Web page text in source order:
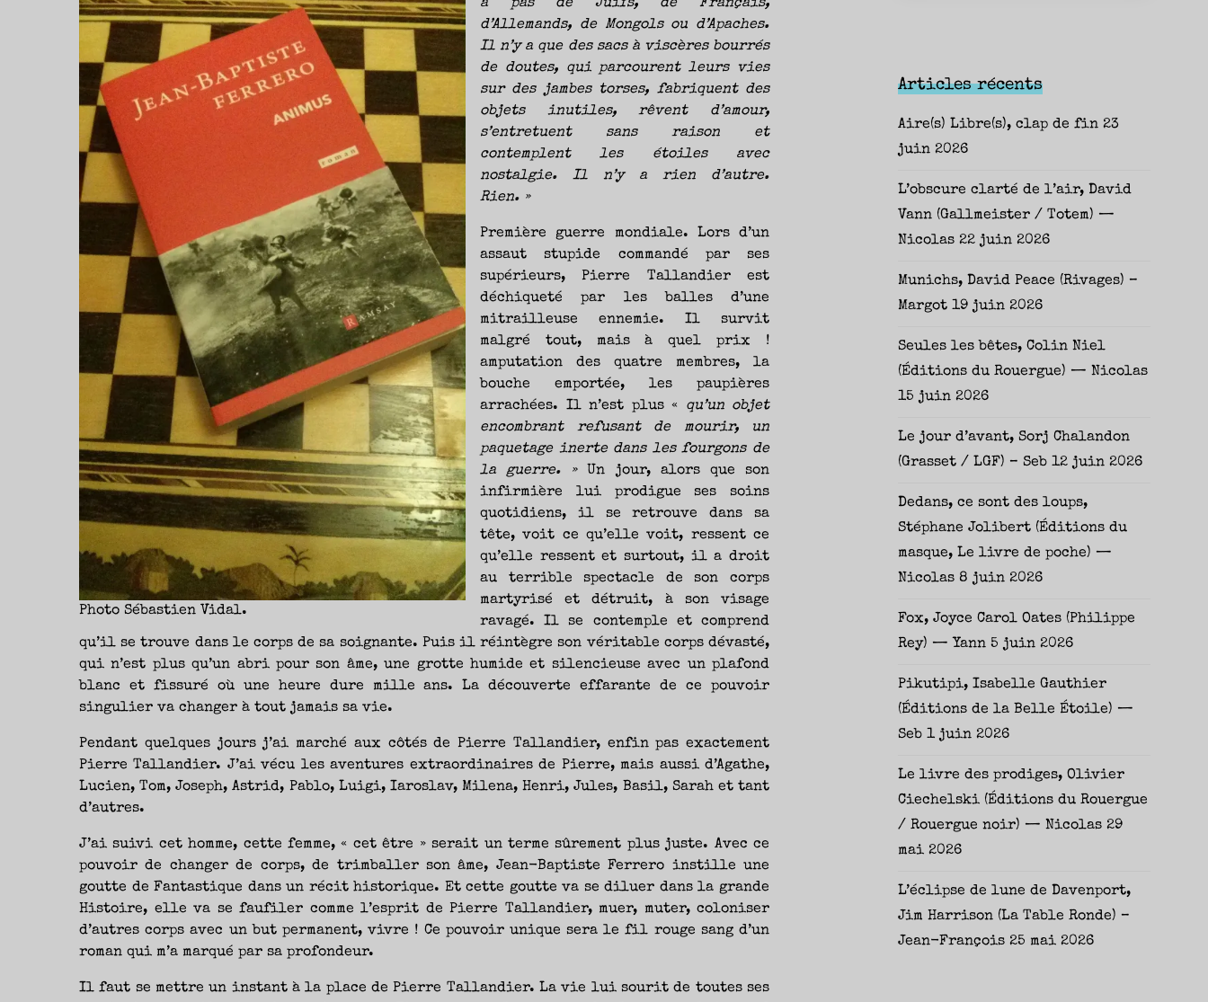
NOUVEAUTÉS.
S’AUTORISER
PARLER
S’INTERDIRE
D’AUTRES
HORIZONS.
Photo Sébastien Vidal.
a pas de Juifs, de Français,
d’Allemands, de Mongols ou d’Apaches.
Il n’y a que des sacs à viscères bourrés
de doutes, qui parcourent leurs vies
sur des jambes torses, fabriquent des
objets inutiles, rêvent d’amour,
s’entretuent sans raison et
contemplent les étoiles avec
nostalgie. Il n’y a rien d’autre.
Rien. »
Première guerre mondiale. Lors d’un
assaut stupide commandé par ses
supérieurs, Pierre Tallandier est
déchiqueté par les balles d’une
mitrailleuse ennemie. Il survit
malgré tout, mais à quel prix !
amputation des quatre membres, la
bouche emportée, les paupières
arrachées. Il n’est plus « qu’un objet
encombrant refusant de mourir, un
paquetage inerte dans les fourgons de
la guerre. » Un jour, alors que son
infirmière lui prodigue ses soins
quotidiens, il se retrouve dans sa
tête, voit ce qu’elle voit, ressent ce
qu’elle ressent et surtout, il a droit
au terrible spectacle de son corps
martyrisé et détruit, à son visage
ravagé. Il se contemple et comprend
qu’il se trouve dans le corps de sa soignante. Puis il réintègre son véritable corps dévasté,
qui n’est plus qu’un abri pour son âme, une grotte humide et silencieuse avec un plafond
blanc et fissuré où une heure dure mille ans. La découverte effarante de ce pouvoir
singulier va changer à tout jamais sa vie.
Pendant quelques jours j’ai marché aux côtés de Pierre Tallandier, enfin pas exactement
Pierre Tallandier. J’ai vécu les aventures extraordinaires de Pierre, mais aussi d’Agathe,
Lucien, Tom, Joseph, Astrid, Pablo, Luigi, Iaroslav, Milena, Henri, Jules, Basil, Sarah et tant
d’autres.
J’ai suivi cet homme, cette femme, « cet être » serait un terme sûrement plus juste. Avec ce
pouvoir de changer de corps, de trimballer son âme, Jean-Baptiste Ferrero instille une
goutte de Fantastique dans un récit historique. Et cette goutte va se diluer dans la grande
Histoire, elle va se faufiler comme l’esprit de Pierre Tallandier, muer, muter, coloniser
d’autres corps avec un but permanent, vivre ! Ce pouvoir unique sera le fil rouge sang d’un
roman qui m’a marqué par sa profondeur.
Il faut se mettre un instant à la place de Pierre Tallandier. La vie lui sourit de toutes ses
Articles récents
Aire(s) Libre(s), clap de fin 23
juin 2026
L’obscure clarté de l’air, David
Vann (Gallmeister / Totem) —
Nicolas 22 juin 2026
Munichs, David Peace (Rivages) –
Margot 19 juin 2026
Seules les bêtes, Colin Niel
(Éditions du Rouergue) — Nicolas
15 juin 2026
Le jour d’avant, Sorj Chalandon
(Grasset / LGF) – Seb 12 juin 2026
Dedans, ce sont des loups,
Stéphane Jolibert (Éditions du
masque, Le livre de poche) —
Nicolas 8 juin 2026
Fox, Joyce Carol Oates (Philippe
Rey) — Yann 5 juin 2026
Pikutipi, Isabelle Gauthier
(Éditions de la Belle Étoile) —
Seb 1 juin 2026
Le livre des prodiges, Olivier
Ciechelski (Éditions du Rouergue
/ Rouergue noir) — Nicolas 29
mai 2026
L’éclipse de lune de Davenport,
Jim Harrison (La Table Ronde) –
Jean-François 25 mai 2026